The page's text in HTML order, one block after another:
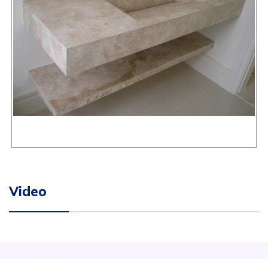
Video